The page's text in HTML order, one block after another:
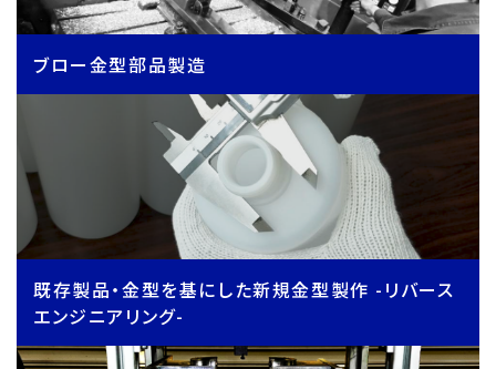
ブロー金型部品製造
既存製品・金型を基にした新規金型製作 -リバース
エンジニアリング-